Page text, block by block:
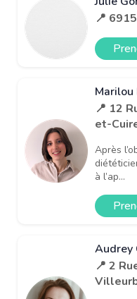
📍
Marilou
📍 12
et-
Après
à l’ap...
Audrey
📍 2